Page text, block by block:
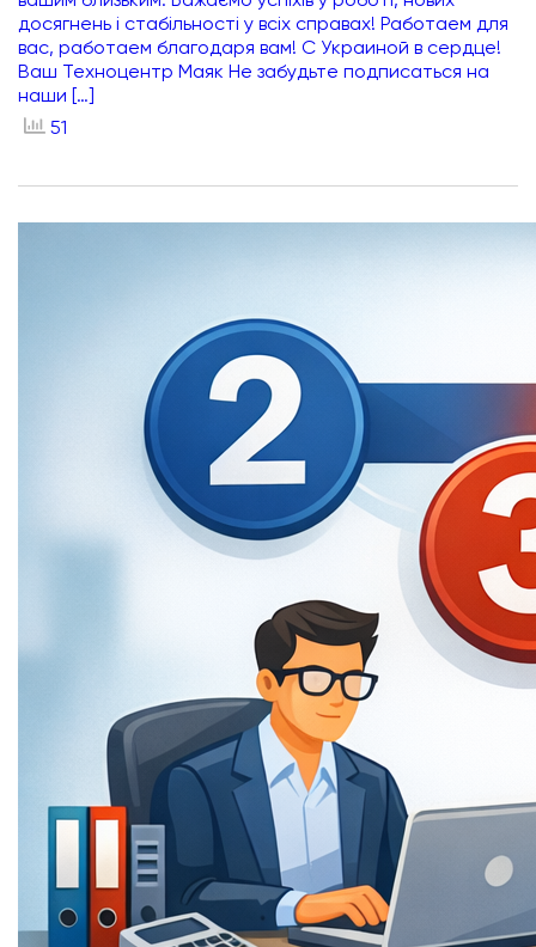
досягнень і стабільності у всіх справах! Работаем для
вас, работаем благодаря вам! С Украиной в сердце!
Ваш Техноцентр Маяк Не забудьте подписаться на
наши […]
51